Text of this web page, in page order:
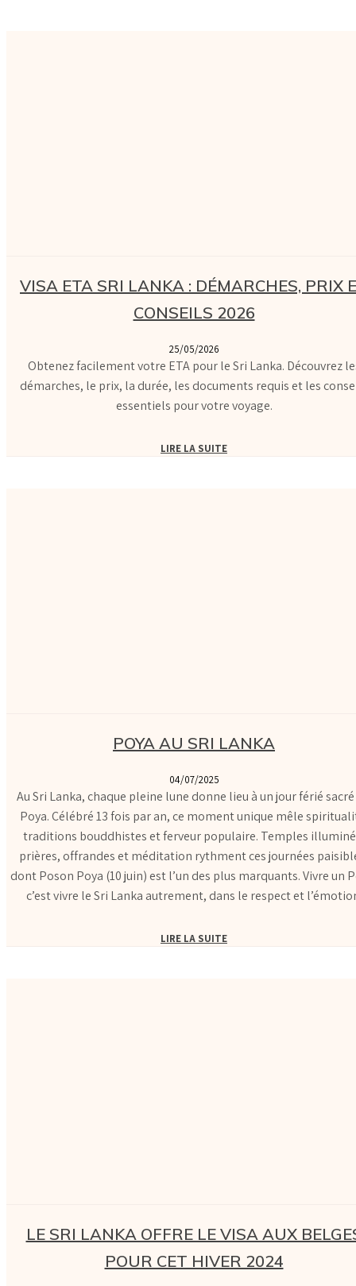
VISA ETA SRI LANKA : DÉMARCHES, PRIX
CONSEILS 2026
25/05/2026
Obtenez facilement votre ETA pour le Sri Lanka. Découvrez
démarches, le prix, la durée, les documents requis et les
essentiels pour votre voyage.
LIRE LA SUITE
POYA AU SRI LANKA
04/07/2025
Au Sri Lanka, chaque pleine lune donne lieu à un jour férié sacré
Poya. Célébré 13 fois par an, ce moment unique mêle
traditions bouddhistes et ferveur populaire. Temples
prières, offrandes et méditation rythment ces journées
dont Poson Poya (10 juin) est l’un des plus marquants. Vivre un
c’est vivre le Sri Lanka autrement, dans le respect et
LIRE LA SUITE
LE SRI LANKA OFFRE LE VISA AUX
POUR CET HIVER 2024